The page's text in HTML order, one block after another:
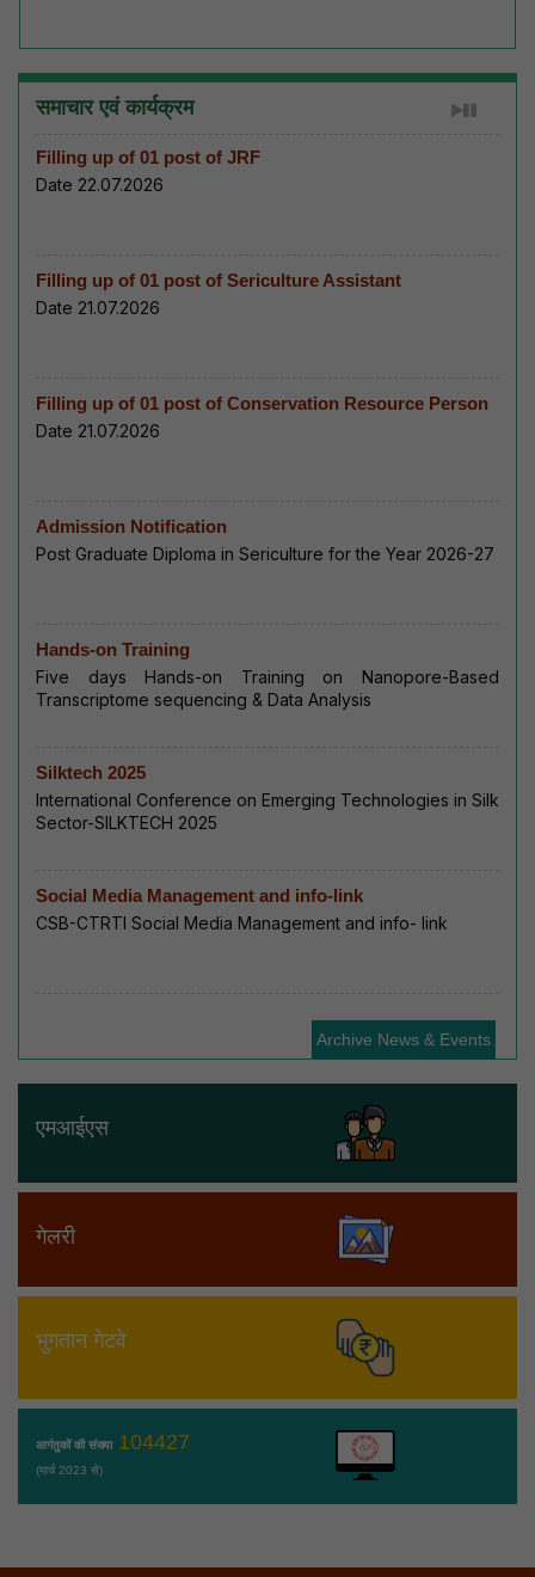
समाचार एवं कार्यक्रम
Filling up of 01 post of JRF
Date 22.07.2026
Filling up of 01 post of Sericulture Assistant
Date 21.07.2026
Filling up of 01 post of Conservation Resource Person
Date 21.07.2026
Admission Notification
Post Graduate Diploma in Sericulture for the Year 2026-27
Hands-on Training
Five days Hands-on Training on Nanopore-Based
Transcriptome sequencing & Data Analysis
Silktech 2025
International Conference on Emerging Technologies in Silk
Sector-SILKTECH 2025
Social Media Management and info-link
CSB-CTRTI Social Media Management and info- link
Archive News & Events
एमआईएस
गेलरी
भुगतान गेटवे
आगंतुकों की संख्या104427
(मार्च 2023 से)